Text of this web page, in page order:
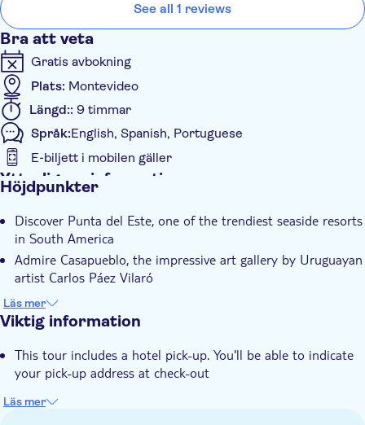
See all 1 reviews
Bra att veta
Gratis avbokning
Plats: Montevideo
Längd:: 9 timmar
Språk:English, Spanish, Portuguese
E-biljett i mobilen gäller
Ytterligare information
Guidad rundtur
Transport included
Höjdpunkter
Discover Punta del Este, one of the trendiest seaside resorts
in South America
Admire Casapueblo, the impressive art gallery by Uruguayan
artist Carlos Páez Vilaró
Enjoy a short tour around Piriapolis Beach
Contemplate The Hand, the most emblematic monument of
Läs mer
Viktig information
This tour includes a hotel pick-up. You'll be able to indicate
your pick-up address at check-out
Läs mer